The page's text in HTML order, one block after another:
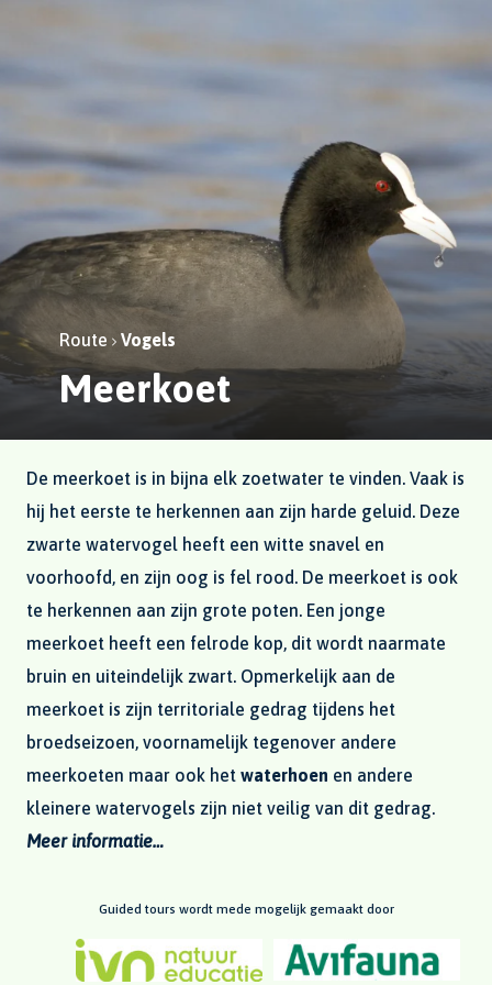
Route Vogels
Meerkoet
De meerkoet is in bijna elk zoetwater te vinden. Vaak is
hij het eerste te herkennen aan zijn harde geluid. Deze
zwarte watervogel heeft een witte snavel en
voorhoofd, en zijn oog is fel rood. De meerkoet is ook
te herkennen aan zijn grote poten. Een jonge
meerkoet heeft een felrode kop, dit wordt naarmate
bruin en uiteindelijk zwart. Opmerkelijk aan de
meerkoet is zijn territoriale gedrag tijdens het
broedseizoen, voornamelijk tegenover andere
meerkoeten maar ook het waterhoen en andere
kleinere watervogels zijn niet veilig van dit gedrag.
Meer informatie…
Guided tours wordt mede mogelijk gemaakt door